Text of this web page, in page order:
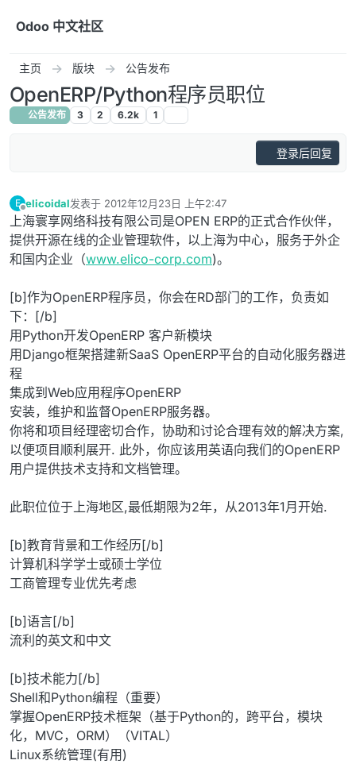
Odoo 中文社区
主页 版块 公告发布
OpenERP/Python程序员职位
公告发布 3 2 6.2k 1
登录后回复
E
离线
elicoidal发表于 2012年12月23日 上午2:47
最后由 编辑
上海寰享网络科技有限公司是OPEN ERP的正式合作伙伴，
提供开源在线的企业管理软件，以上海为中心，服务于外企
和国内企业（www.elico-corp.com)。
[b]作为OpenERP程序员，你会在RD部门的工作，负责如
下：[/b]
用Python开发OpenERP 客户新模块
用Django框架搭建新SaaS OpenERP平台的自动化服务器进
程
集成到Web应用程序OpenERP
安装，维护和监督OpenERP服务器。
你将和项目经理密切合作，协助和讨论合理有效的解决方案,
以便项目顺利展开. 此外，你应该用英语向我们的OpenERP
用户提供技术支持和文档管理。
此职位位于上海地区,最低期限为2年，从2013年1月开始.
[b]教育背景和工作经历[/b]
计算机科学学士或硕士学位
工商管理专业优先考虑
[b]语言[/b]
流利的英文和中文
[b]技术能力[/b]
Shell和Python编程（重要）
掌握OpenERP技术框架（基于Python的，跨平台，模块
化，MVC，ORM）（VITAL）
Linux系统管理(有用)